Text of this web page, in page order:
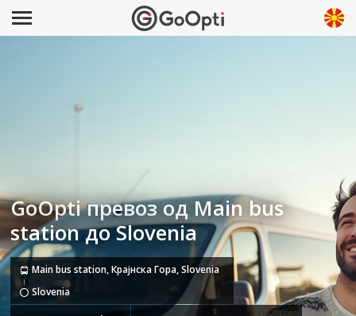
GoOpti превоз од Main bus
station до Slovenia
Main bus station, Крајнска Гора, Slovenia
Slovenia